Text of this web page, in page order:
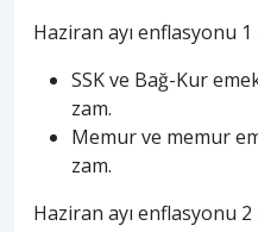
Haziran ayı enflasyonu
SSK ve Bağ-Kur
zam.
Memur ve memur
zam.
Haziran ayı enflasyonu